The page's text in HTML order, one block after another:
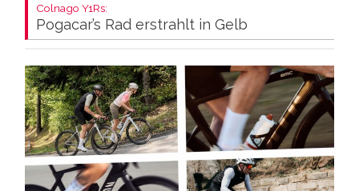
Colnago Y1Rs:
Pogacar’s Rad erstrahlt in Gelb